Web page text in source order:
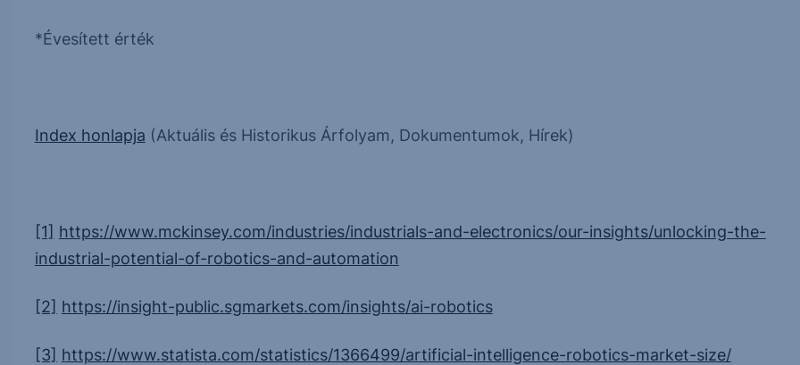
*Évesített érték
Index honlapja (Aktuális és Historikus Árfolyam, Dokumentumok, Hírek)
[1] https://www.mckinsey.com/industries/industrials-and-electronics/our-insights/unlocking-the-
industrial-potential-of-robotics-and-automation
[2] https://insight-public.sgmarkets.com/insights/ai-robotics
[3] https://www.statista.com/statistics/1366499/artificial-intelligence-robotics-market-size/